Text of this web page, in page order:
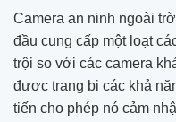
Camera an ninh ngoài
đầu cung cấp một loạt
trội so với các camera
được trang bị các khả
tiến cho phép nó cảm